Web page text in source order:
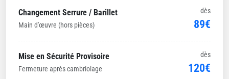
Changement Serrure / Barillet
Main d'œuvre (hors pièces)
dès
89€
Mise en Sécurité Provisoire
Fermeture après cambriolage
dès
120€